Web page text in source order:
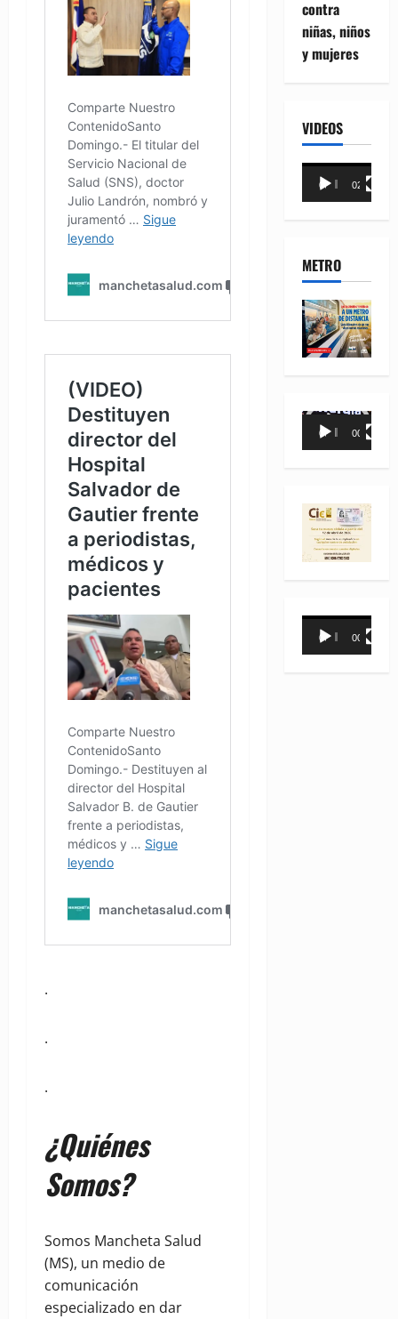
.
.
.
¿Quiénes
Somos?
Somos Mancheta Salud
(MS), un medio de
comunicación
especializado en dar
contra
niñas, niños
y mujeres
VIDEOS
Reproductor
00:00 02:18
METRO
Reproductor
00:00 00:35
Reproductor
00:00 00:31